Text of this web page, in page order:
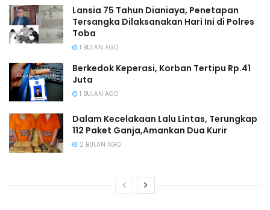
Lansia 75 Tahun Dianiaya, Penetapan
Tersangka Dilaksanakan Hari Ini di Polres
Toba
1 BULAN AGO
Berkedok Keperasi, Korban Tertipu Rp.41
Juta
1 BULAN AGO
Dalam Kecelakaan Lalu Lintas, Terungkap
112 Paket Ganja,Amankan Dua Kurir
2 BULAN AGO